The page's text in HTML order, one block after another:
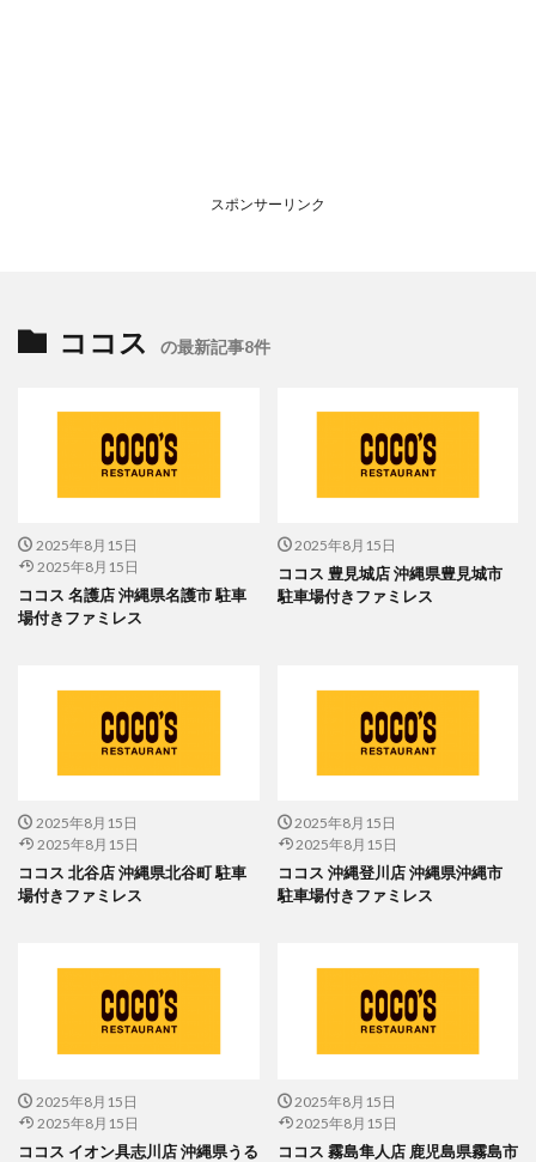
スポンサーリンク
ココス の最新記事8件
2025年8月15日
2025年8月15日
ココス 名護店 沖縄県名護市 駐車
場付きファミレス
2025年8月15日
ココス 豊見城店 沖縄県豊見城市
駐車場付きファミレス
2025年8月15日
2025年8月15日
ココス 北谷店 沖縄県北谷町 駐車
場付きファミレス
2025年8月15日
2025年8月15日
ココス 沖縄登川店 沖縄県沖縄市
駐車場付きファミレス
2025年8月15日
2025年8月15日
ココス イオン具志川店 沖縄県うる
2025年8月15日
2025年8月15日
ココス 霧島隼人店 鹿児島県霧島市